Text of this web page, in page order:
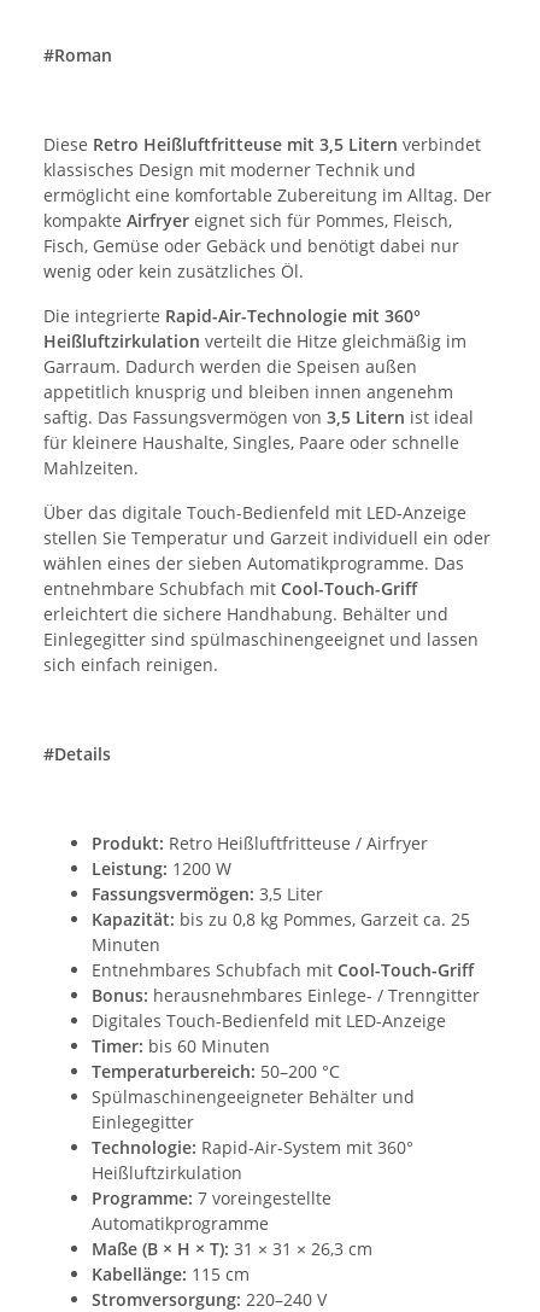
#Roman
Diese Retro Heißluftfritteuse mit 3,5 Litern verbindet
klassisches Design mit moderner Technik und
ermöglicht eine komfortable Zubereitung im Alltag. Der
kompakte Airfryer eignet sich für Pommes, Fleisch,
Fisch, Gemüse oder Gebäck und benötigt dabei nur
wenig oder kein zusätzliches Öl.
Die integrierte Rapid-Air-Technologie mit 360°
Heißluftzirkulation verteilt die Hitze gleichmäßig im
Garraum. Dadurch werden die Speisen außen
appetitlich knusprig und bleiben innen angenehm
saftig. Das Fassungsvermögen von 3,5 Litern ist ideal
für kleinere Haushalte, Singles, Paare oder schnelle
Mahlzeiten.
Über das digitale Touch-Bedienfeld mit LED-Anzeige
stellen Sie Temperatur und Garzeit individuell ein oder
wählen eines der sieben Automatikprogramme. Das
entnehmbare Schubfach mit Cool-Touch-Griff
erleichtert die sichere Handhabung. Behälter und
Einlegegitter sind spülmaschinengeeignet und lassen
sich einfach reinigen.
#Details
Produkt: Retro Heißluftfritteuse / Airfryer
Leistung: 1200 W
Fassungsvermögen: 3,5 Liter
Kapazität: bis zu 0,8 kg Pommes, Garzeit ca. 25
Minuten
Entnehmbares Schubfach mit Cool-Touch-Griff
Bonus: herausnehmbares Einlege- / Trenngitter
Digitales Touch-Bedienfeld mit LED-Anzeige
Timer: bis 60 Minuten
Temperaturbereich: 50–200 °C
Spülmaschinengeeigneter Behälter und
Einlegegitter
Technologie: Rapid-Air-System mit 360°
Heißluftzirkulation
Programme: 7 voreingestellte
Automatikprogramme
Maße (B × H × T): 31 × 31 × 26,3 cm
Kabellänge: 115 cm
Stromversorgung: 220–240 V